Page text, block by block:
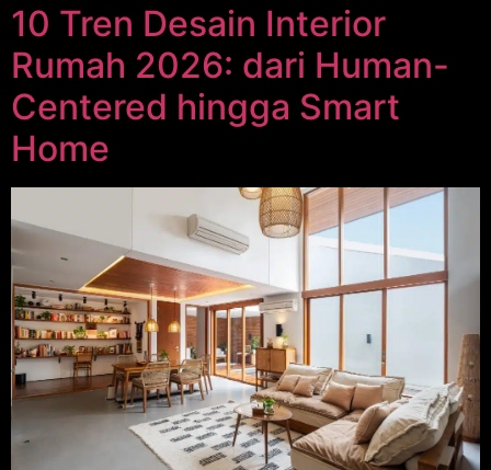
10 Tren Desain Interior
Rumah 2026: dari Human-
Centered hingga Smart
Home